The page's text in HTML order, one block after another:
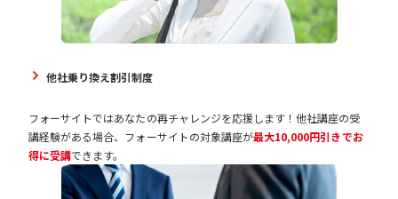
他社乗り換え割引制度
フォーサイトではあなたの再チャレンジを応援します！他社講座の受
講経験がある場合、フォーサイトの対象講座が最大10,000円引きでお
得に受講できます。